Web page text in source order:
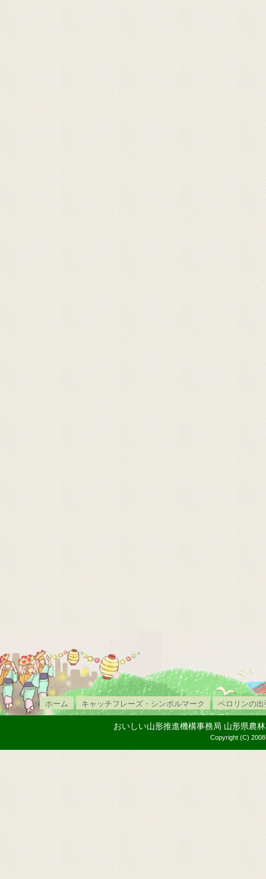
ホーム キャッチフレーズ・シンボルマーク ペロリンの
おいしい山形推進機構事務局 山形県
Copyright (C)